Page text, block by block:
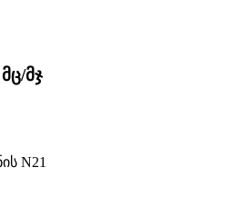
მჯ
N21